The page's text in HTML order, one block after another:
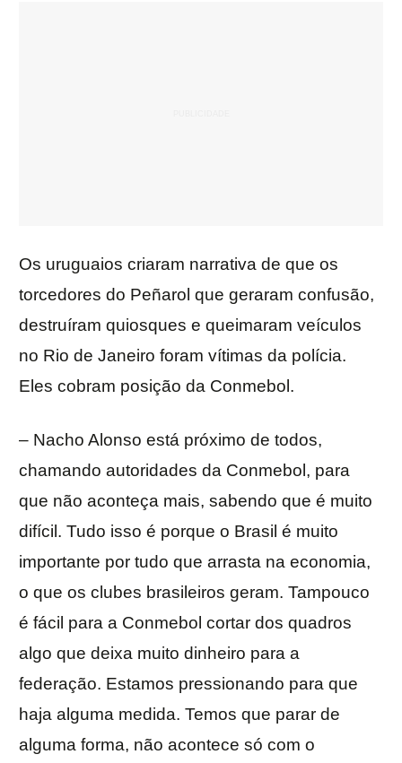
Os uruguaios criaram narrativa de que os
torcedores do Peñarol que geraram confusão,
destruíram quiosques e queimaram veículos
no Rio de Janeiro foram vítimas da polícia.
Eles cobram posição da Conmebol.
– Nacho Alonso está próximo de todos,
chamando autoridades da Conmebol, para
que não aconteça mais, sabendo que é muito
difícil. Tudo isso é porque o Brasil é muito
importante por tudo que arrasta na economia,
o que os clubes brasileiros geram. Tampouco
é fácil para a Conmebol cortar dos quadros
algo que deixa muito dinheiro para a
federação. Estamos pressionando para que
haja alguma medida. Temos que parar de
alguma forma, não acontece só com o